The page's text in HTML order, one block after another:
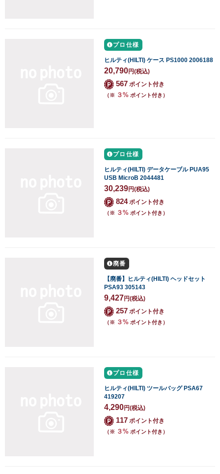
プロ仕様
ヒルティ(HILTI) ケース PS1000 2006188
20,790円(税込)
567 ポイント付き
（※ ３% ポイント付き）
プロ仕様
ヒルティ(HILTI) データケーブル PUA95
USB MicroB 2044481
30,239円(税込)
824ポイント付き
（※ ３% ポイント付き）
廃番
【廃番】ヒルティ(HILTI) ヘッドセット
PSA93 305143
9,427円(税込)
257 ポイント付き
（※ ３% ポイント付き）
プロ仕様
ヒルティ(HILTI) ツールバッグ PSA67
419207
4,290円(税込)
117 ポイント付き
（※ ３% ポイント付き）